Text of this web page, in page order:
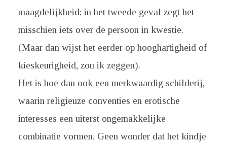
maagdelijkheid; in het tweede geval zegt het
misschien iets over de persoon in kwestie.
(Maar dan wijst het eerder op hooghartigheid of
kieskeurigheid, zou ik zeggen).
Het is hoe dan ook een merkwaardig schilderij,
waarin religieuze conventies en erotische
interesses een uiterst ongemakkelijke
combinatie vormen. Geen wonder dat het kindje